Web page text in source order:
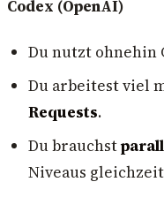
Codex (OpenAI)
Du nutzt ohnehin
Du arbeitest viel
Requests.
Du brauchst
Niveaus